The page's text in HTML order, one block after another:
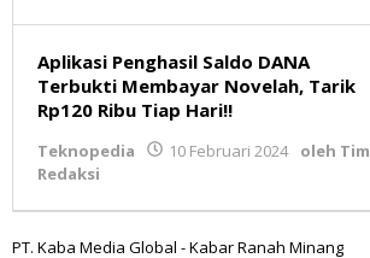
Aplikasi Penghasil Saldo DANA
Terbukti Membayar Novelah, Tarik
Rp120 Ribu Tiap Hari!!
Teknopedia 10 Februari 2024 oleh Tim
Redaksi
PT. Kaba Media Global - Kabar Ranah Minang